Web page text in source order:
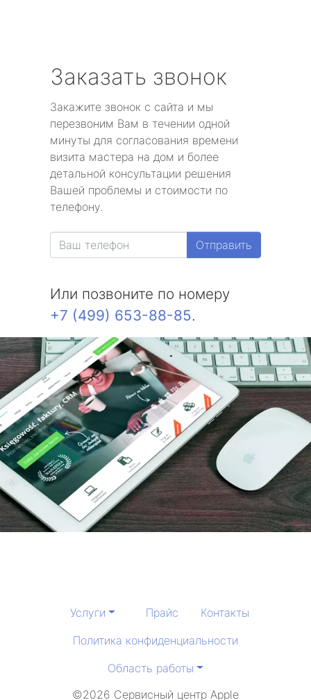
Заказать звонок
Закажите звонок с сайта и мы
перезвоним Вам в течении одной
минуты для согласования времени
визита мастера на дом и более
детальной консультации решения
Вашей проблемы и стоимости по
телефону.
Отправить
Или позвоните по номеру
+7 (499) 653-88-85.
Услуги Прайс
Контакты
Политика конфиденциальности
Область работы
©2026 Сервисный центр Apple